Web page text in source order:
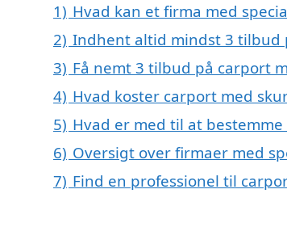
1) Hvad kan et firma med
2) Indhent altid mindst 3 tilbud
3) Få nemt 3 tilbud på carport
4) Hvad koster carport med
5) Hvad er med til at
6) Oversigt over firmaer med
7) Find en professionel til